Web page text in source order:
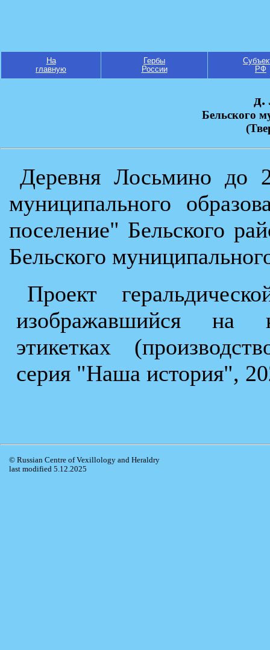
На
главную
Гербы
России
РФ
д.
Бельского
Деревня Лосьмино до
муниципального
поселение" Бельского
Бельского
Проект
изображавшийся на
этикетках
серия "Наша история",
© Russian Centre of Vexillology and Heraldry
last modified 5.12.2025